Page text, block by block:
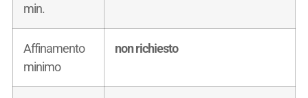
min.
Affinamento
minimo
non richiesto